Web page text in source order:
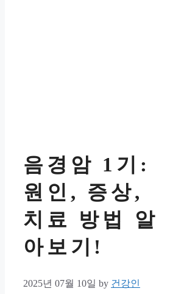
음경암 1기:
원인, 증상,
치료 방법 알
아보기!
2025년 07월 10일 by 건강인